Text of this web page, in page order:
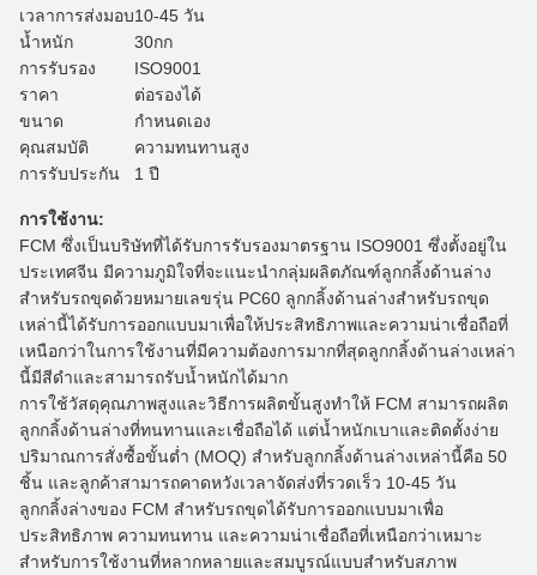
เวลาการส่งมอบ10-45 วัน
น้ำหนัก
30กก
การรับรอง
ISO9001
ราคา
ต่อรองได้
ขนาด
กำหนดเอง
คุณสมบัติ
ความทนทานสูง
การรับประกัน
1 ปี
การใช้งาน:
FCM ซึ่งเป็นบริษัทที่ได้รับการรับรองมาตรฐาน ISO9001 ซึ่งตั้งอยู่ใน
ประเทศจีน มีความภูมิใจที่จะแนะนำกลุ่มผลิตภัณฑ์ลูกกลิ้งด้านล่าง
สำหรับรถขุดด้วยหมายเลขรุ่น PC60 ลูกกลิ้งด้านล่างสำหรับรถขุด
เหล่านี้ได้รับการออกแบบมาเพื่อให้ประสิทธิภาพและความน่าเชื่อถือที่
เหนือกว่าในการใช้งานที่มีความต้องการมากที่สุดลูกกลิ้งด้านล่างเหล่า
นี้มีสีดำและสามารถรับน้ำหนักได้มาก
การใช้วัสดุคุณภาพสูงและวิธีการผลิตขั้นสูงทำให้ FCM สามารถผลิต
ลูกกลิ้งด้านล่างที่ทนทานและเชื่อถือได้ แต่น้ำหนักเบาและติดตั้งง่าย
ปริมาณการสั่งซื้อขั้นต่ำ (MOQ) สำหรับลูกกลิ้งด้านล่างเหล่านี้คือ 50
ชิ้น และลูกค้าสามารถคาดหวังเวลาจัดส่งที่รวดเร็ว 10-45 วัน
ลูกกลิ้งล่างของ FCM สำหรับรถขุดได้รับการออกแบบมาเพื่อ
ประสิทธิภาพ ความทนทาน และความน่าเชื่อถือที่เหนือกว่าเหมาะ
สำหรับการใช้งานที่หลากหลายและสมบูรณ์แบบสำหรับสภาพ